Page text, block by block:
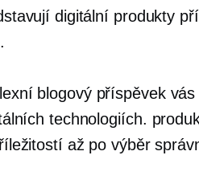
digitální produkty
blogový příspěvek
technologiích.
až po výběr